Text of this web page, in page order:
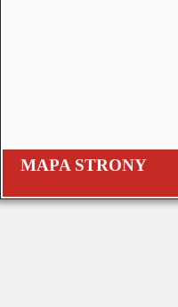
MAPA STRONY